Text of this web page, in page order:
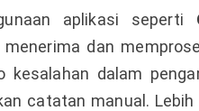
aplikasi seperti
dan
kesalahan dalam
catatan manual.